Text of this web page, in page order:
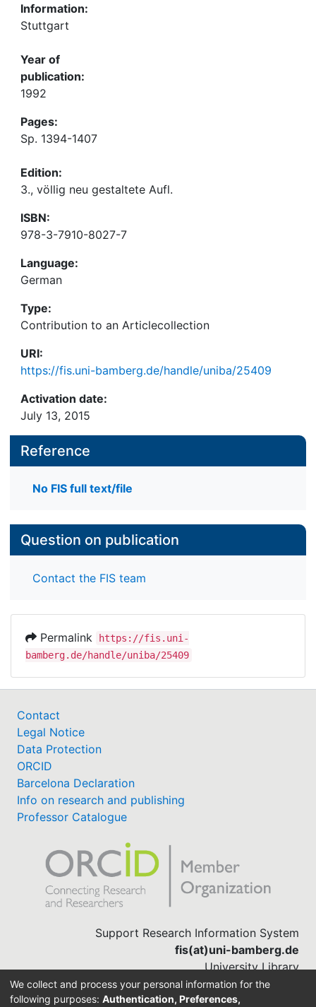
Information:
Stuttgart
Year of
publication:
1992
Pages:
Sp. 1394-1407
Edition:
3., völlig neu gestaltete Aufl.
ISBN:
978-3-7910-8027-7
Language:
German
Type:
Contribution to an Articlecollection
URI:
https://fis.uni-bamberg.de/handle/uniba/25409
Activation date:
July 13, 2015
Reference
No FIS full text/file
Question on publication
Contact the FIS team
Permalink
https://fis.uni-
bamberg.de/handle/uniba/25409
Contact
Legal Notice
Data Protection
ORCID
Barcelona Declaration
Info on research and publishing
Professor Catalogue
Support Research Information System
fis(at)uni-bamberg.de
University Library
(0951) 863-1568
We collect and process your personal information for the
following purposes: Authentication, Preferences,